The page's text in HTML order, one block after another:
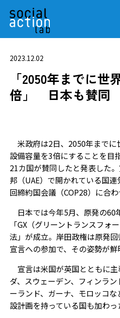
2023.12.02
「2050年までに世
倍」 日本も賛同
米政府は2日、2050年までに
設備容量を3倍にすることを目
21カ国が賛同したと発表した
邦（UAE）で開かれている国
回締約国会議（COP28）に合わ
日本では今年5月、原発の60
「GX（グリーントランスフォ
法」が成立。岸田政権は原発回
宣言への参加で、その姿勢が鮮
宣言は米国が英国とともに
ダ、スウェーデン、フィンラ
ーランド、ガーナ、モロッコ
設計画を持っている国も加わっ